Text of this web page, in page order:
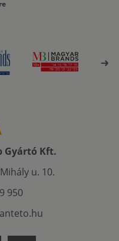
Gyártó Kft.
u. 10.
950